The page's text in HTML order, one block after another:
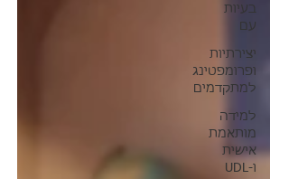
בעיות
עם
יצירתיות
ופרומפטינג
למתקדמים
למידה
מותאמת
אישית
ו-UDL